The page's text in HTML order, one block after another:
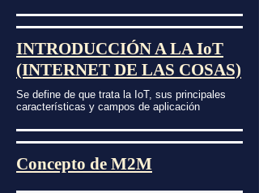
INTRODUCCIÓN A LA IoT
(INTERNET DE LAS COSAS)
Se define de que trata la IoT, sus principales
características y campos de aplicación
Concepto de M2M